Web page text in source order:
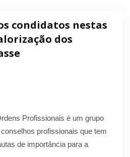
condidatos nestas
dos
Profissionais é um grupo
profissionais que tem
de importância para a